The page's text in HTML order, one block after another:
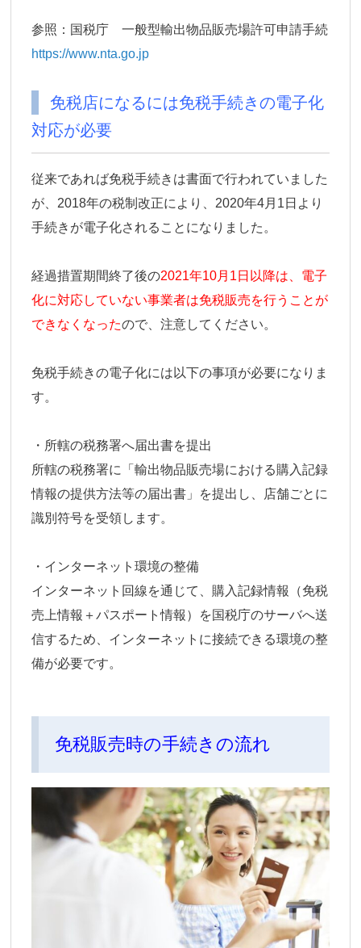
参照：国税庁 一般型輸出物品販売場許可申請手続
https://www.nta.go.jp
免税店になるには免税手続きの電子化
対応が必要
従来であれば免税手続きは書面で行われていました
が、2018年の税制改正により、2020年4月1日より
手続きが電子化されることになりました。
経過措置期間終了後の2021年10月1日以降は、電子
化に対応していない事業者は免税販売を行うことが
できなくなったので、注意してください。
免税手続きの電子化には以下の事項が必要になりま
す。
・所轄の税務署へ届出書を提出
所轄の税務署に「輸出物品販売場における購入記録
情報の提供方法等の届出書」を提出し、店舗ごとに
識別符号を受領します。
・インターネット環境の整備
インターネット回線を通じて、購入記録情報（免税
売上情報＋パスポート情報）を国税庁のサーバへ送
信するため、インターネットに接続できる環境の整
備が必要です。
免税販売時の手続きの流れ